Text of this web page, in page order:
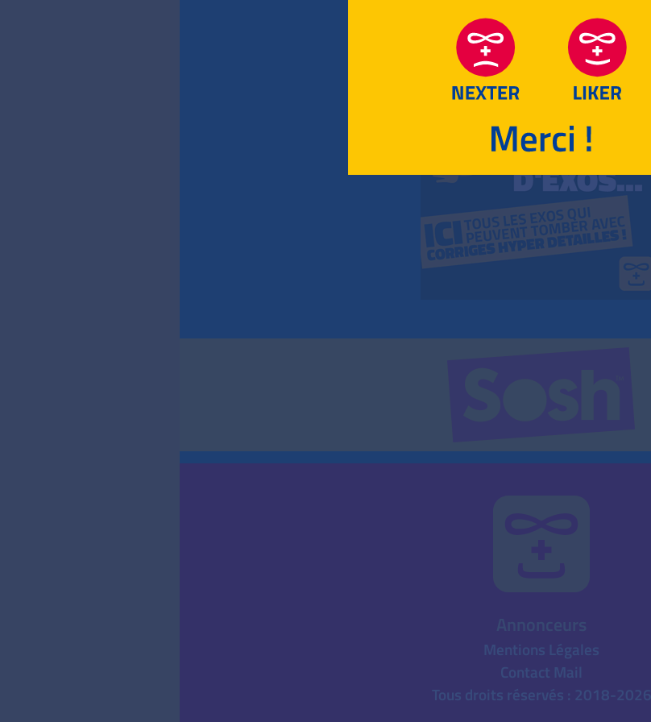
RETOUR
Mentions Légales
Contact Mail
Tous droits réservés : 2018-2026